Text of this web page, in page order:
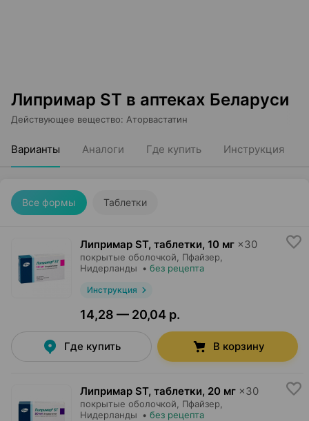
Липримар ST в аптеках Беларуси
Действующее вещество: Аторвастатин
Варианты Аналоги Где купить Инструкция
Все формы Таблетки
Липримар ST, таблетки, 10 мг ×30
покрытые оболочкой, Пфайзер
Нидерланды • без рецепта
Инструкция
14,28 — 20,04 р.
Где купить В корзину
Липримар ST, таблетки, 20 мг ×30
покрытые оболочкой, Пфайзер
Нидерланды • без рецепта